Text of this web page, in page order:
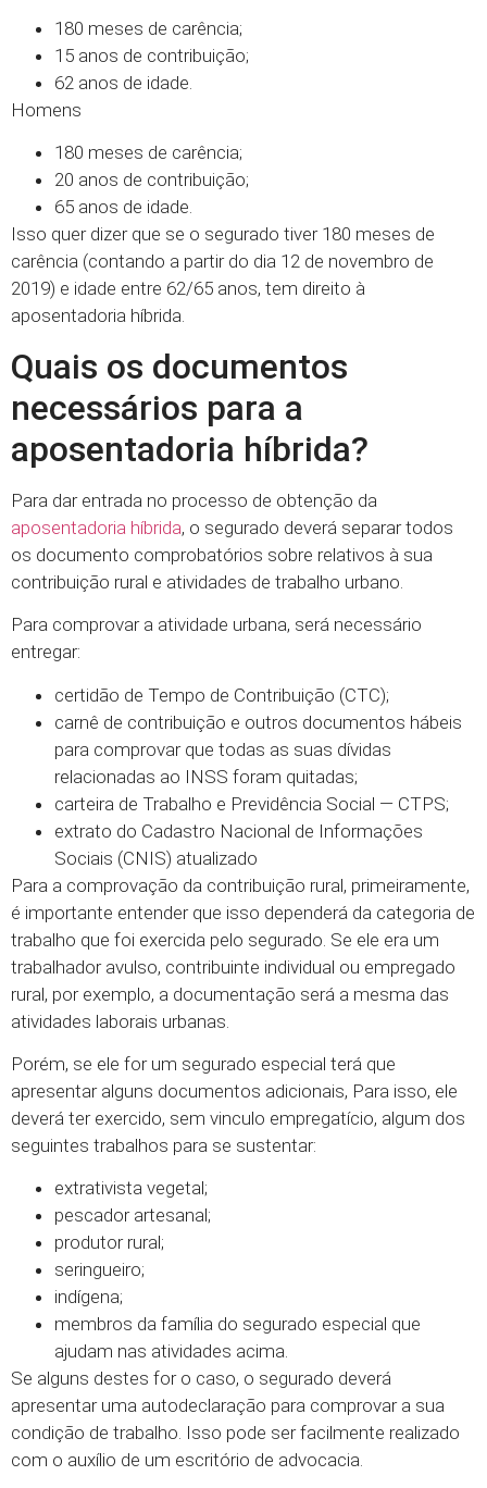
180 meses de carência;
15 anos de contribuição;
62 anos de idade.
Homens
180 meses de carência;
20 anos de contribuição;
65 anos de idade.
Isso quer dizer que se o segurado tiver 180 meses de
carência (contando a partir do dia 12 de novembro de
2019) e idade entre 62/65 anos, tem direito à
aposentadoria híbrida.
Quais os documentos
necessários para a
aposentadoria híbrida?
Para dar entrada no processo de obtenção da
aposentadoria híbrida, o segurado deverá separar todos
os documento comprobatórios sobre relativos à sua
contribuição rural e atividades de trabalho urbano.
Para comprovar a atividade urbana, será necessário
entregar:
certidão de Tempo de Contribuição (CTC);
carnê de contribuição e outros documentos hábeis
para comprovar que todas as suas dívidas
relacionadas ao INSS foram quitadas;
carteira de Trabalho e Previdência Social — CTPS;
extrato do Cadastro Nacional de Informações
Sociais (CNIS) atualizado
Para a comprovação da contribuição rural, primeiramente,
é importante entender que isso dependerá da categoria de
trabalho que foi exercida pelo segurado. Se ele era um
trabalhador avulso, contribuinte individual ou empregado
rural, por exemplo, a documentação será a mesma das
atividades laborais urbanas.
Porém, se ele for um segurado especial terá que
apresentar alguns documentos adicionais, Para isso, ele
deverá ter exercido, sem vinculo empregatício, algum dos
seguintes trabalhos para se sustentar:
extrativista vegetal;
pescador artesanal;
produtor rural;
seringueiro;
indígena;
membros da família do segurado especial que
ajudam nas atividades acima.
Se alguns destes for o caso, o segurado deverá
apresentar uma autodeclaração para comprovar a sua
condição de trabalho. Isso pode ser facilmente realizado
com o auxílio de um escritório de advocacia.